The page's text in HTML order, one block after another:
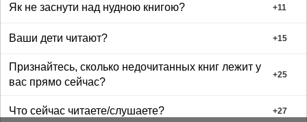
Як не заснути над нудною книгою? +11
Ваши дети читают? +15
Признайтесь, сколько недочитанных книг лежит у
вас прямо сейчас?
+25
Что сейчас читаете/слушаете? +27